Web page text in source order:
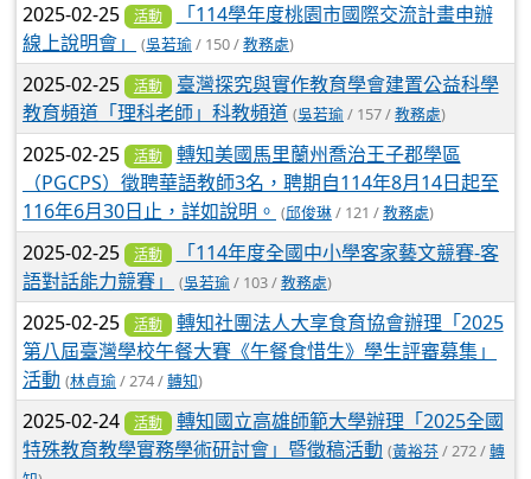
2025-02-25 活動
「114學年度桃園市國際交流計畫申辦
線上說明會」
(吳若瑜/ 150 /教務處)
2025-02-25 活動
臺灣探究與實作教育學會建置公益科學
教育頻道「理科老師」科教頻道 (吳若瑜/ 157 /教務處)
2025-02-25 活動
轉知美國馬里蘭州喬治王子郡學區
（PGCPS）徵聘華語教師3名，聘期自114年8月14日起至
116年6月30日止，詳如說明。 (邱俊琳/ 121 /教務處)
2025-02-25 活動
「114年度全國中小學客家藝文競賽-客
語對話能力競賽」
(吳若瑜/ 103 /教務處)
2025-02-25 活動
轉知社團法人大享食育協會辦理「2025
第八屆臺灣學校午餐大賽《午餐食惜生》學生評審募集」
活動 (林貞瑜/ 274 /轉知)
2025-02-24 活動
轉知國立高雄師範大學辦理「2025全國
特殊教育教學實務學術研討會」暨徵稿活動 (黃裕芬/ 272 /轉